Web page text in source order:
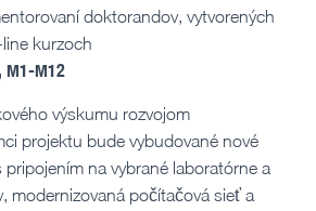
doktorandov, vytvorených
kurzoch
M1-M12
výskumu rozvojom
projektu bude vybudované nové
na vybrané laboratórne a
modernizovaná počítačová sieť a